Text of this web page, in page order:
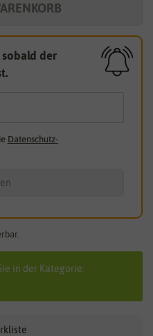
der
Daten­schutz­
in der Kategorie: